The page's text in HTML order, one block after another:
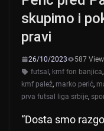
p
o
k
skupimo i
pravi
26/10/2023
587
futsal, kmf fon banjica,
kmf palež, marko perić,
prva futsal liga srbije,
“Dosta smo